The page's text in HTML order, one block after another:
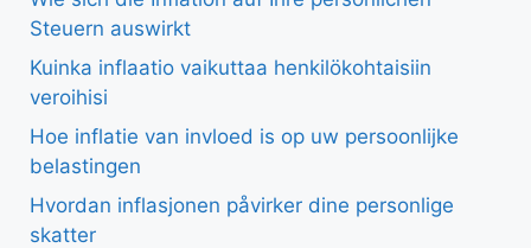
Steuern auswirkt
Kuinka inflaatio vaikuttaa henkilökohtaisiin
veroihisi
Hoe inflatie van invloed is op uw persoonlijke
belastingen
Hvordan inflasjonen påvirker dine personlige
skatter